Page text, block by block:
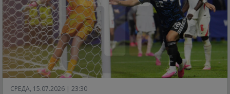
СРЕДА, 15.07.2026 | 23:30